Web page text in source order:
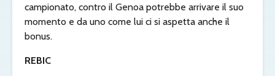
campionato, contro il Genoa potrebbe arrivare il suo
momento e da uno come lui ci si aspetta anche il
bonus.
REBIC